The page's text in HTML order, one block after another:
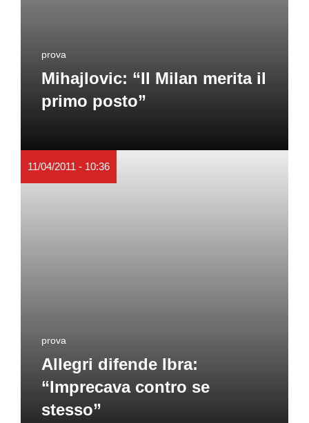
prova
Mihajlovic: “Il Milan merita il
primo posto”
11/04/2011 - 10:36
prova
Allegri difende Ibra:
“Imprecava contro se
stesso”